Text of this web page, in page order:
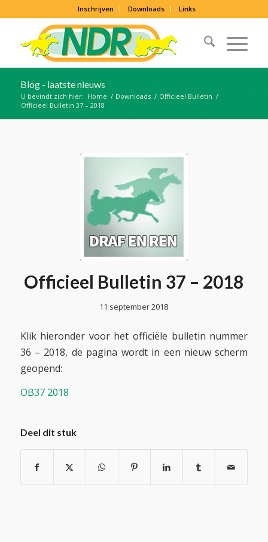
Inschrijven Downloads Links
Blog - laatste nieuws
U bevindt zich hier: Home / Downloads / Officieel Bulletin /
Officieel Bulletin 37 – 2018
Officieel Bulletin 37 – 2018
11 september 2018
Klik hieronder voor het officiële bulletin nummer
36 – 2018, de pagina wordt in een nieuw scherm
geopend:
OB37 2018
Deel dit stuk